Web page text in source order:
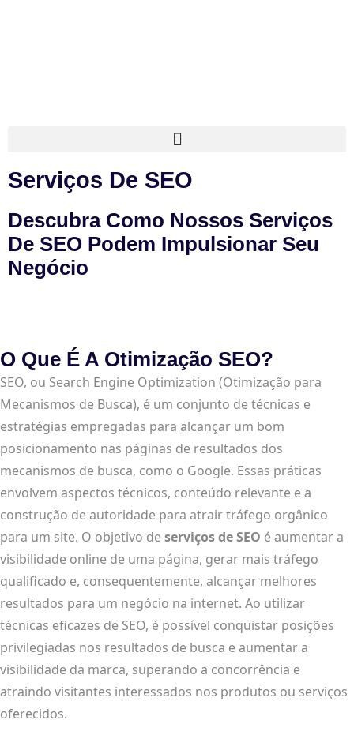
Serviços De SEO
Descubra Como Nossos Serviços
De SEO Podem Impulsionar Seu
Negócio
O Que É A Otimização SEO?
SEO, ou Search Engine Optimization (Otimização para
Mecanismos de Busca), é um conjunto de técnicas e
estratégias empregadas para alcançar um bom
posicionamento nas páginas de resultados dos
mecanismos de busca, como o Google. Essas práticas
envolvem aspectos técnicos, conteúdo relevante e a
construção de autoridade para atrair tráfego orgânico
para um site. O objetivo deserviços de SEO é aumentar a
visibilidade online de uma página, gerar mais tráfego
qualificado e, consequentemente, alcançar melhores
resultados para um negócio na internet. Ao utilizar
técnicas eficazes de SEO, é possível conquistar posições
privilegiadas nos resultados de busca e aumentar a
visibilidade da marca, superando a concorrência e
atraindo visitantes interessados nos produtos ou serviços
oferecidos.